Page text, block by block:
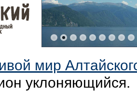
мир
уклоняющийся.